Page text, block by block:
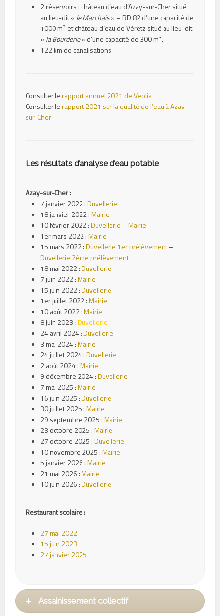
2 réservoirs : château d’eau d’Azay-sur-Cher situé
au lieu-dit « le Marchais» – RD 82 d’une capacité de
1000 m3 et château d’eau de Véretz situé au lieu-dit
« la Bourderie» d’une capacité de 300 m3.
122 km de canalisations
Consulter lerapport annuel 2021 de Veolia
Consulter lerapport 2021 sur la qualité de l’eau à Azay-
sur-Cher
Les résultats d’analyse d’eau potable
Azay-sur-Cher :
7 janvier 2022 :Duvellerie
18 janvier 2022 :Mairie
10 février 2022 :Duvellerie –Mairie
1er mars 2022 :Mairie
15 mars 2022 :Duvellerie 1er prélèvement–
Duvellerie 2ème prélèvement
18 mai 2022 :Duvellerie
7 juin 2022 :Mairie
15 juin 2022 :Duvellerie
1er juillet 2022 :Mairie
10 août 2022 :Mairie
8 juin 2023:Duvellerie
24 avril 2024 :Duvellerie
3 mai 2024 :Mairie
24 juillet 2024 :Duvellerie
2 août 2024 :Mairie
9 décembre 2024 :Duvellerie
7 mai 2025 :Mairie
16 juin 2025 :Duvellerie
30 juillet 2025 :Mairie
29 septembre 2025 :Mairie
23 octobre 2025 :Mairie
27 octobre 2025 :Duvellerie
10 novembre 2025 :Mairie
5 janvier 2026 :Mairie
21 mai 2026 :Mairie
10 juin 2026 :Duvellerie
Restaurant scolaire :
27 mai 2022
15 juin 2023
27 janvier 2025
Assainissement collectif